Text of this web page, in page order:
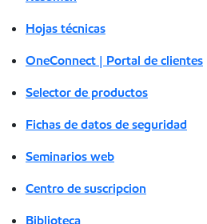
Hojas técnicas
OneConnect | Portal de clientes
Selector de productos
Fichas de datos de seguridad
Seminarios web
Centro de suscripcion
Biblioteca